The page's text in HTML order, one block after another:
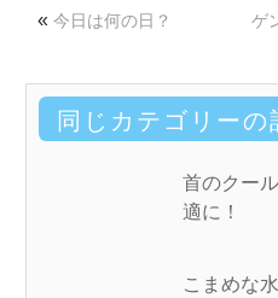
« 今日は何の日？ ゲ
同じカテゴリーの
首のクー
適に！
こまめな